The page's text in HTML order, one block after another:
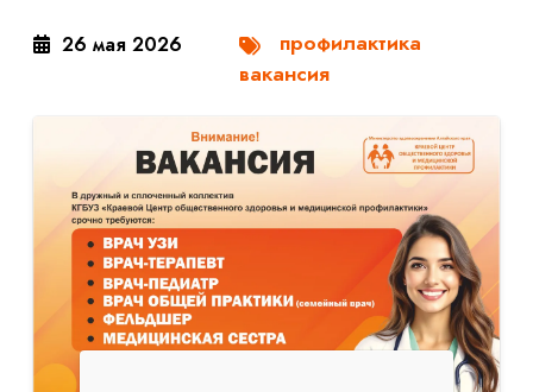
26 мая 2026
профилактика
вакансия